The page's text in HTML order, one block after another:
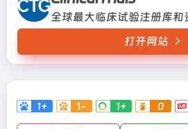
打开网站
1+ 1- 1+ 0